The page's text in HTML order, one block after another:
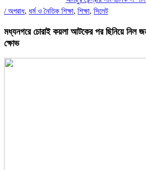
/ অপরাধ, ধর্ম ও নৈতিক শিক্ষা, শিক্ষা, সিলেট
মধ্যনগরে চোরাই কয়লা আটকের পর ছিনিয়ে নিল
ক্ষোভ